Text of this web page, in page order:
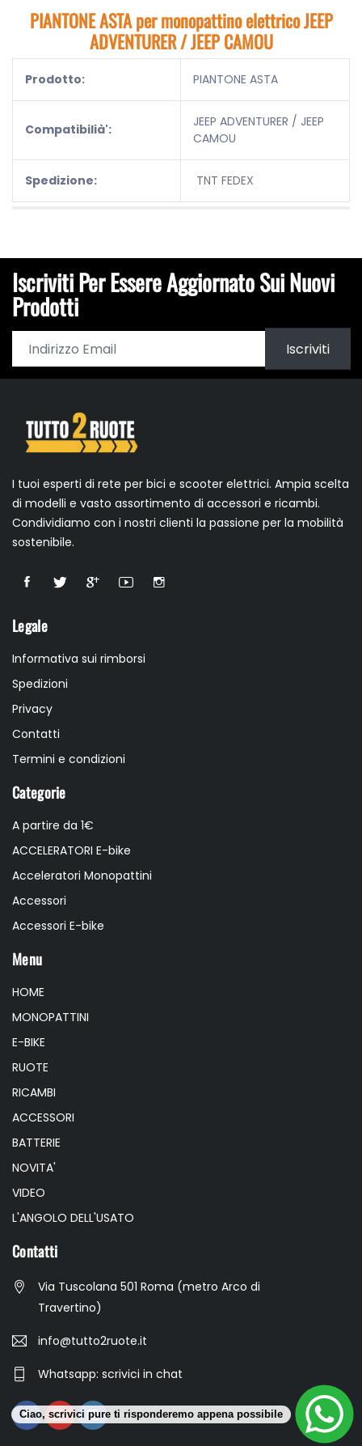
PIANTONE ASTA per monopattino elettricoJEEP
ADVENTURER / JEEP CAMOU
Prodotto: PIANTONE ASTA
Compatibilià':
JEEP ADVENTURER / JEEP
CAMOU
Spedizione: TNT FEDEX
Iscriviti Per Essere Aggiornato Sui Nuovi
Prodotti
Iscriviti
I tuoi esperti di rete per bici e scooter elettrici. Ampia scelta
di modelli e vasto assortimento di accessori e ricambi.
Condividiamo con i nostri clienti la passione per la mobilità
sostenibile.
Legale
Informativa sui rimborsi
Spedizioni
Privacy
Contatti
Termini e condizioni
Categorie
A partire da 1€
ACCELERATORI E-bike
Acceleratori Monopattini
Accessori
Accessori E-bike
Menu
HOME
MONOPATTINI
E-BIKE
RUOTE
RICAMBI
ACCESSORI
BATTERIE
NOVITA'
VIDEO
L'ANGOLO DELL'USATO
Contatti
Via Tuscolana 501 Roma (metro Arco di
Travertino)
info@tutto2ruote.it
Whatsapp: scrivici in chat
Ciao, scrivici pure ti risponderemo appena possibile